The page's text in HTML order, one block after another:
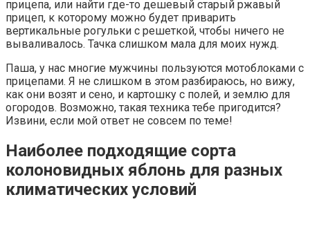
прицепа, или найти где-то дешевый старый ржавый
прицеп, к которому можно будет приварить
вертикальные рогульки с решеткой, чтобы ничего не
вываливалось. Тачка слишком мала для моих нужд.
Паша, у нас многие мужчины пользуются мотоблоками с
прицепами. Я не слишком в этом разбираюсь, но вижу,
как они возят и сено, и картошку с полей, и землю для
огородов. Возможно, такая техника тебе пригодится?
Извини, если мой ответ не совсем по теме!
Наиболее подходящие сорта
колоновидных яблонь для разных
климатических условий